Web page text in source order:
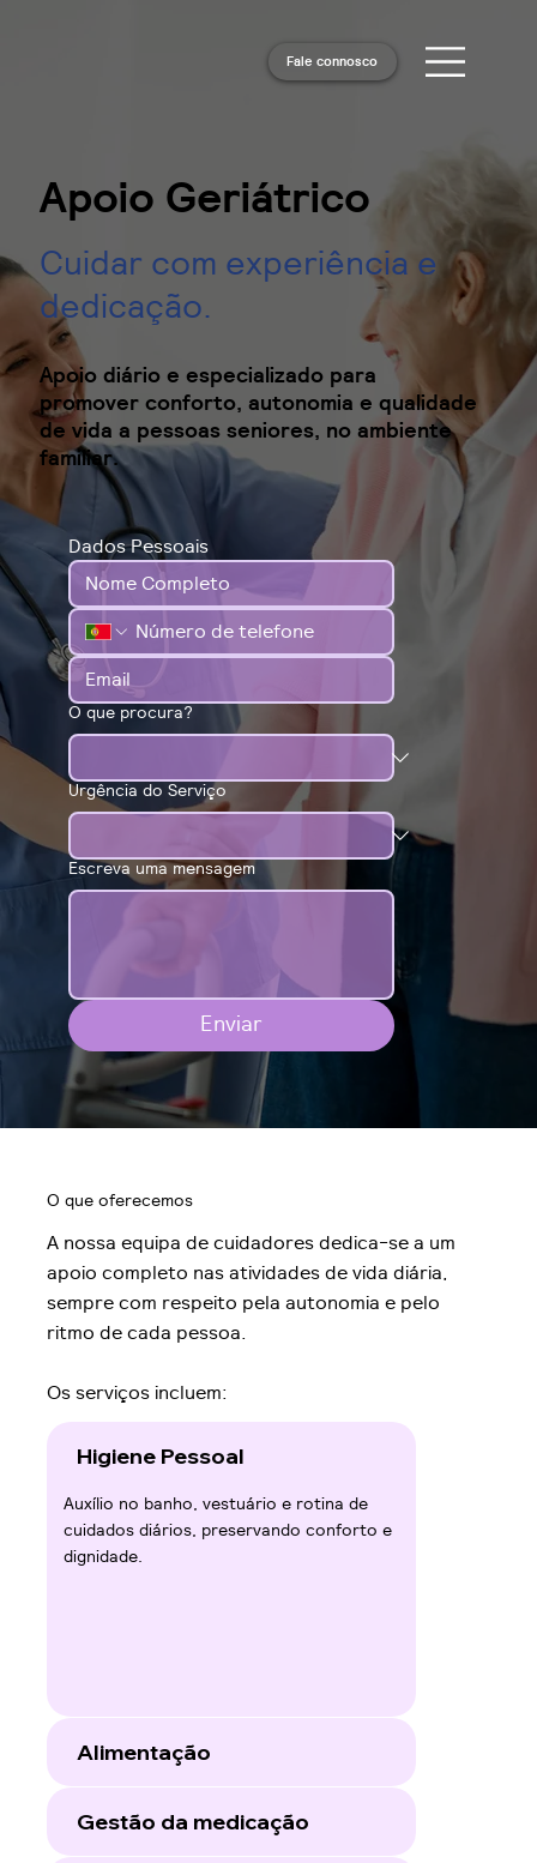
Fale connosco
Apoio Geriátrico
Cuidar com experiência e
dedicação.
Apoio diário e especializado para
promover conforto, autonomia e qualidade
de vida a pessoas seniores, no ambiente
familiar.
Dados Pessoais
O que procura?
Urgência do Serviço
Escreva uma mensagem
Enviar
O que oferecemos
A nossa equipa de cuidadores dedica-se a um
apoio completo nas atividades de vida diária,
sempre com respeito pela autonomia e pelo
ritmo de cada pessoa.
Os serviços incluem:
Higiene Pessoal
Auxílio no banho, vestuário e rotina de
cuidados diários, preservando conforto e
dignidade.
Alimentação
Gestão da medicação